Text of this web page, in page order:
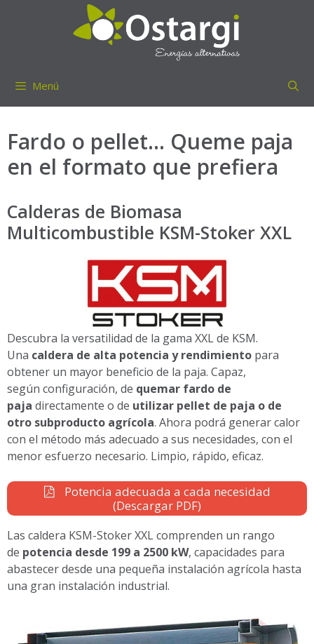
Menú
Fardo o pellet… Queme paja
en el formato que prefiera
Calderas de Biomasa
Multicombustible KSM-Stoker XXL
Descubra la versatilidad de la gama XXL de KSM.
Una caldera de alta potencia y rendimiento para
obtener un mayor beneficio de la paja. Capaz,
según configuración, de quemar fardo de
paja directamente o de utilizar pellet de paja o de
otro subproducto agrícola. Ahora podrá generar calor
con el método más adecuado a sus necesidades, con el
menor esfuerzo necesario. Limpio, rápido, eficaz.
Potencia adecuada a cada necesidad
(Descargar PDF)
Las caldera KSM-Stoker XXL comprenden un rango
de potencia desde 199 a 2500 kW, capacidades para
abastecer desde una pequeña instalación agrícola hasta
una gran instalación industrial.